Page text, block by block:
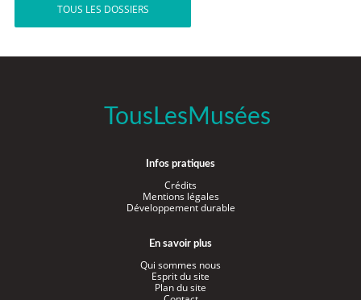
TOUS LES DOSSIERS
TousLesMusées
Infos pratiques
Crédits
Mentions légales
Développement durable
En savoir plus
Qui sommes nous
Esprit du site
Plan du site